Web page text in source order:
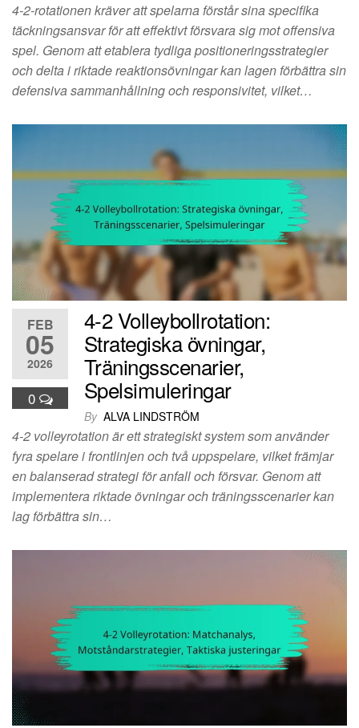
4-2-rotationen kräver att spelarna förstår sina specifika
täckningsansvar för att effektivt försvara sig mot offensiva
spel. Genom att etablera tydliga positioneringsstrategier
och delta i riktade reaktionsövningar kan lagen förbättra sin
defensiva sammanhållning och responsivitet, vilket…
FEB
05
2026
0
4-2 Volleybollrotation:
Strategiska övningar,
Träningsscenarier,
Spelsimuleringar
By ALVA LINDSTRÖM
4-2 volleyrotation är ett strategiskt system som använder
fyra spelare i frontlinjen och två uppspelare, vilket främjar
en balanserad strategi för anfall och försvar. Genom att
implementera riktade övningar och träningsscenarier kan
lag förbättra sin…